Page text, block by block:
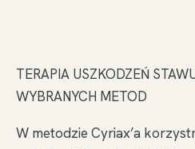
TERAPIA USZKODZEŃ
WYBRANYCH METOD
W metodzie Cyriax’a